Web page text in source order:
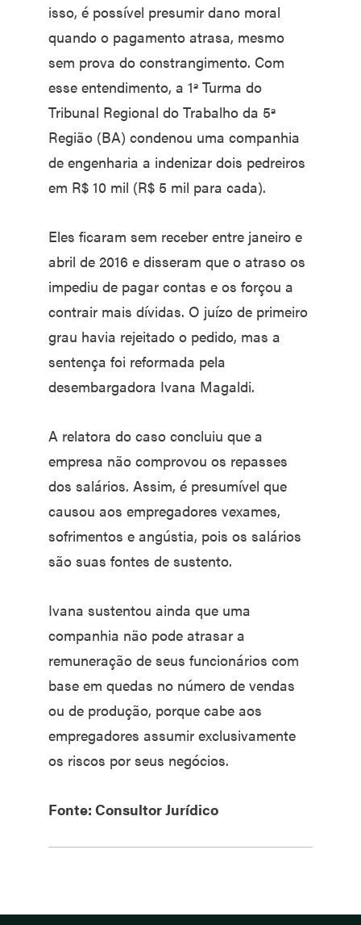
isso, é possível presumir dano moral
quando o pagamento atrasa, mesmo
sem prova do constrangimento. Com
esse entendimento, a 1ª Turma do
Tribunal Regional do Trabalho da 5ª
Região (BA) condenou uma companhia
de engenharia a indenizar dois pedreiros
em R$ 10 mil (R$ 5 mil para cada).
Eles ficaram sem receber entre janeiro e
abril de 2016 e disseram que o atraso os
impediu de pagar contas e os forçou a
contrair mais dívidas. O juízo de primeiro
grau havia rejeitado o pedido, mas a
sentença foi reformada pela
desembargadora Ivana Magaldi.
A relatora do caso concluiu que a
empresa não comprovou os repasses
dos salários. Assim, é presumível que
causou aos empregadores vexames,
sofrimentos e angústia, pois os salários
são suas fontes de sustento.
Ivana sustentou ainda que uma
companhia não pode atrasar a
remuneração de seus funcionários com
base em quedas no número de vendas
ou de produção, porque cabe aos
empregadores assumir exclusivamente
os riscos por seus negócios.
Fonte: Consultor Jurídico